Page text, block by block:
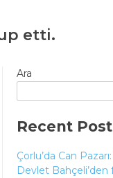
etti.
Ara
Recent
Çorlu’da Can
Devlet Bahçeli’den